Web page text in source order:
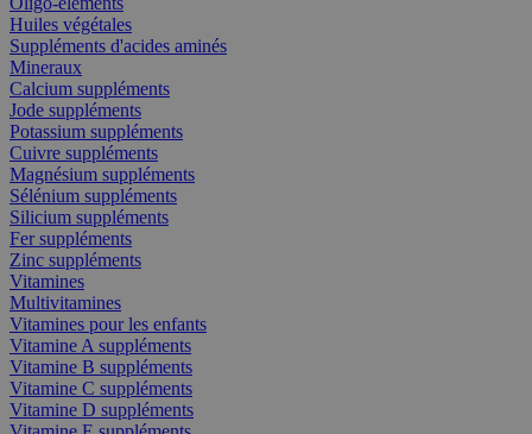
Huiles végétales
Suppléments d'acides aminés
Mineraux
Calcium suppléments
Jode suppléments
Potassium suppléments
Cuivre suppléments
Magnésium suppléments
Sélénium suppléments
Silicium suppléments
Fer suppléments
Zinc suppléments
Vitamines
Multivitamines
Vitamines pour les enfants
Vitamine A suppléments
Vitamine B suppléments
Vitamine C suppléments
Vitamine D suppléments